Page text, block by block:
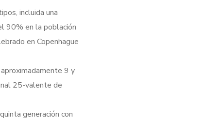
incluida una
90% en la población
en Copenhague
9 y
25-valente de
generación con